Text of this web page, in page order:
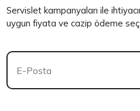
Servislet kampanyaları ile
uygun fiyata ve cazip ödeme